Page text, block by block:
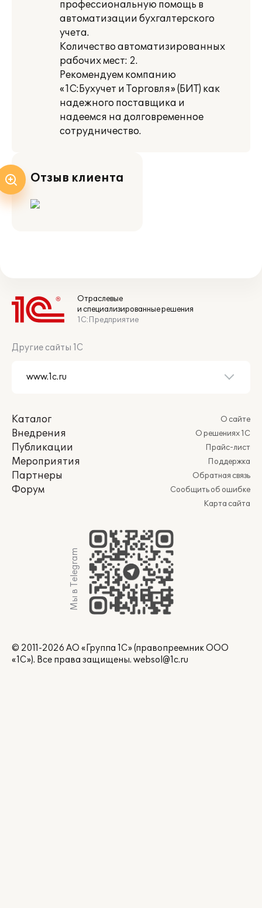
профессиональную помощь в
автоматизации бухгалтерского
учета.
Количество автоматизированных
рабочих мест: 2.
Рекомендуем компанию
«1С:Бухучет и Торговля» (БИТ) как
надежного поставщика и
надеемся на долговременное
сотрудничество.
Отзыв клиента
Отраслевые
и специализированные решения
1С:Предприятие
Другие сайты 1С
Каталог
Внедрения
Публикации
Мероприятия
Партнеры
Форум
О сайте
О решениях 1С
Прайс-лист
Поддержка
Обратная связь
Сообщить об ошибке
Карта сайта
Мы в Telegram
© 2011-2026 АО «Группа 1С» (правопреемник ООО
«1С»). Все права защищены. websol@1c.ru